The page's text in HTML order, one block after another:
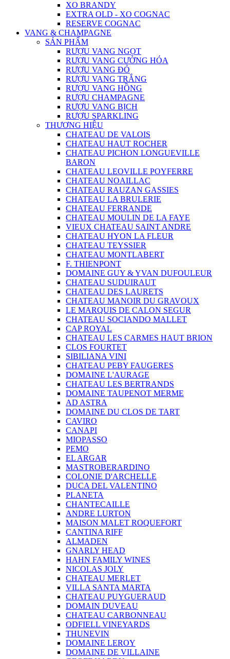
XO BRANDY
EXTRA OLD - XO COGNAC
RESERVE COGNAC
VANG & CHAMPAGNE
SẢN PHẨM
RƯỢU VANG NGỌT
RƯỢU VANG CƯỜNG HÓA
RƯỢU VANG ĐỎ
RƯỢU VANG TRẮNG
RƯỢU VANG HỒNG
RƯỢU CHAMPAGNE
RƯỢU VANG BỊCH
RƯỢU SPARKLING
THƯƠNG HIỆU
CHATEAU DE VALOIS
CHATEAU HAUT ROCHER
CHATEAU PICHON LONGUEVILLE
BARON
CHATEAU LEOVILLE POYFERRE
CHATEAU NOAILLAC
CHATEAU RAUZAN GASSIES
CHATEAU LA BRULERIE
CHATEAU FERRANDE
CHATEAU MOULIN DE LA FAYE
VIEUX CHATEAU SAINT ANDRE
CHATEAU HYON LA FLEUR
CHATEAU TEYSSIER
CHATEAU MONTLABERT
F. THIENPONT
DOMAINE GUY & YVAN DUFOULEUR
CHATEAU SUDUIRAUT
CHATEAU DES LAURETS
CHATEAU MANOIR DU GRAVOUX
LE MARQUIS DE CALON SEGUR
CHATEAU SOCIANDO MALLET
CAP ROYAL
CHATEAU LES CARMES HAUT BRION
CLOS FOURTET
SIBILIANA VINI
CHATEAU PEBY FAUGERES
DOMAINE L'AURAGE
CHATEAU LES BERTRANDS
DOMAINE TAUPENOT MERME
AD ASTRA
DOMAINE DU CLOS DE TART
CAVIRO
CANAPI
MIOPASSO
PEMO
EL ARGAR
MASTROBERARDINO
COLONIE D'ARCHELLE
DUCA DEL VALENTINO
PLANETA
CHANTECAILLE
ANDRE LURTON
MAISON MALET ROQUEFORT
CANTINA RIFF
ALMADEN
GNARLY HEAD
HAHN FAMILY WINES
NICOLAS JOLY
CHATEAU MERLET
VILLA SANTA MARTA
CHATEAU PUYGUERAUD
DOMAIN DUVEAU
CHATEAU CARBONNEAU
ODFIELL VINEYARDS
THUNEVIN
DOMAINE LEROY
DOMAINE DE VILLAINE